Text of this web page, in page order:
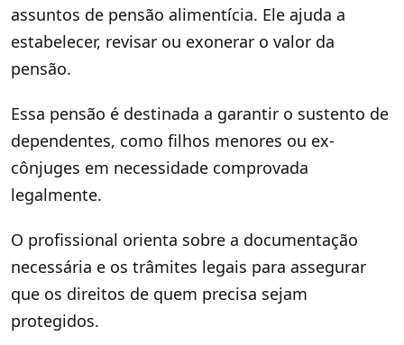
assuntos de pensão alimentícia. Ele ajuda a
estabelecer, revisar ou exonerar o valor da
pensão.
Essa pensão é destinada a garantir o sustento de
dependentes, como filhos menores ou ex-
cônjuges em necessidade comprovada
legalmente.
O profissional orienta sobre a documentação
necessária e os trâmites legais para assegurar
que os direitos de quem precisa sejam
protegidos.